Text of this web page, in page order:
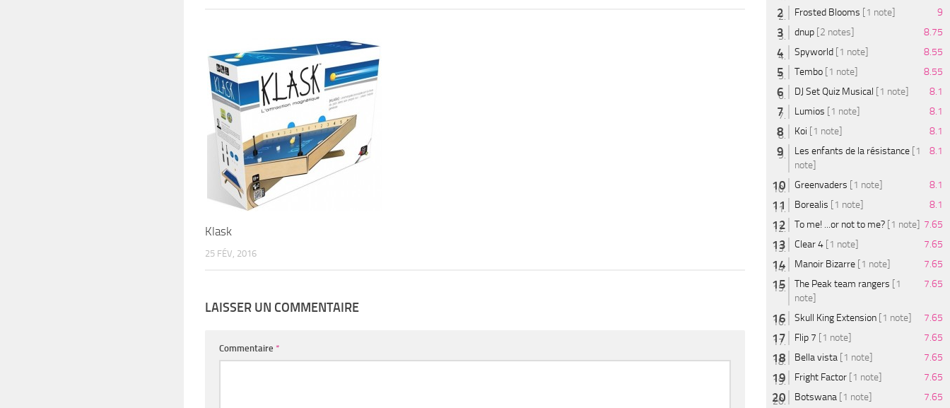
Klask
25 FÉV, 2016
LAISSER UN COMMENTAIRE
Commentaire *
Frosted Blooms [1 note]
9
dnup [2 notes]
8.75
Spyworld [1 note]
8.55
Tembo [1 note]
8.55
DJ Set Quiz Musical [1 note]
8.1
Lumios [1 note]
8.1
Koi [1 note]
8.1
Les enfants de la résistance [1
note]
8.1
Greenvaders [1 note]
8.1
Borealis [1 note]
8.1
To me! ...or not to me? [1 note]
7.65
Clear 4 [1 note]
7.65
Manoir Bizarre [1 note]
7.65
The Peak team rangers [1
note]
7.65
Skull King Extension [1 note]
7.65
Flip 7 [1 note]
7.65
Bella vista [1 note]
7.65
Fright Factor [1 note]
7.65
Botswana [1 note] 7.65